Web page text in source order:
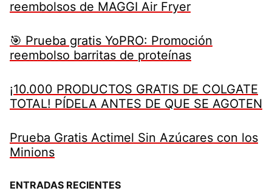
reembolsos de MAGGI Air Fryer
🎯 Prueba gratis YoPRO: Promoción
reembolso barritas de proteínas
¡10.000 PRODUCTOS GRATIS DE COLGATE
TOTAL! PÍDELA ANTES DE QUE SE AGOTEN
Prueba Gratis Actimel Sin Azúcares con los
Minions
ENTRADAS RECIENTES